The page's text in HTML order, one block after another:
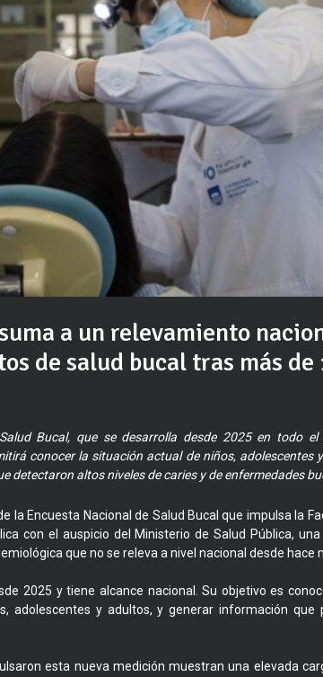
a un relevamiento
de salud bucal tras más de
Bucal, que se desarrolla desde 2025 en todo
conocer la situación actual de niños, adolescentes
detectaron altos niveles de caries y de enfermedades
la Encuesta Nacional de Salud Bucal que impulsa la
con el auspicio del Ministerio de Salud Pública,
que no se releva a nivel nacional desde hace
2025 y tiene alcance nacional. Su objetivo es
adolescentes y adultos, y generar información
esta nueva medición muestran una elevada